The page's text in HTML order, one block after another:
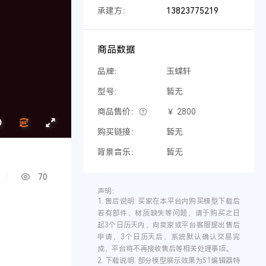
70
承建方： 13823775219
商品数据
品牌： 玉蝶轩
型号： 暂无
商品售价： ￥ 2800
购买链接： 暂无
背景音乐： 暂无
声明：
1.售后说明: 买家在本平台内购买模型下载后
若有部件、材质缺失等问题，请于购买之日
起3个日历天内，向卖家或平台客服提出售后
申请，3个日历天后，系统默认确认交易完
成，平台将不再接收售后等相关处理事项。
2.
下载说明: 部分模型展示效果为51编辑器特